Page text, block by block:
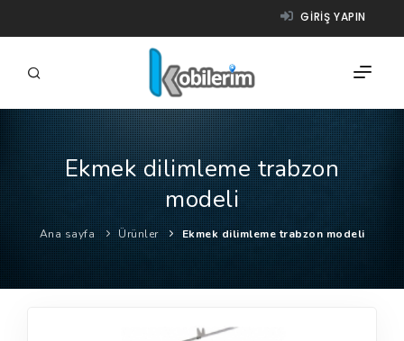
GIRIŞ YAPIN
FIRMALAR
ÜRÜNLER
NASIL ÇALIŞIR?
YARDIM
Ekmek dilimleme trabzon
modeli
Ana sayfa Ürünler Ekmek dilimleme trabzon modeli